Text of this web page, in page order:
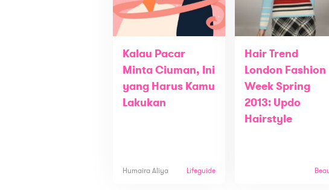
Kalau Pacar
Minta Ciuman, Ini
yang Harus Kamu
Lakukan
Humaira Aliya Lifeguide
Hair Trend
London Fashion
Week Spring
2013: Updo
Hairstyle